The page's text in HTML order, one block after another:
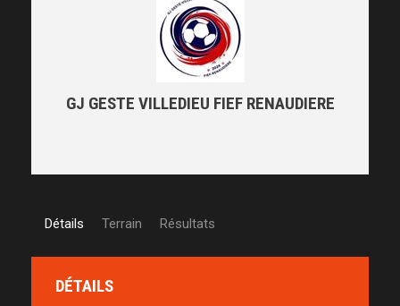
GJ GESTE VILLEDIEU FIEF RENAUDIERE
Détails Terrain Résultats
DÉTAILS